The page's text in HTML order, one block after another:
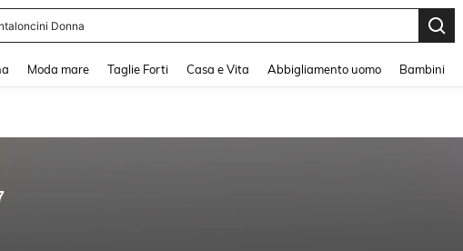
Donna
Moda mare Taglie Forti Casa e Vita Abbigliamento uomo Bambini